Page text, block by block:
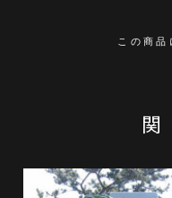
この商